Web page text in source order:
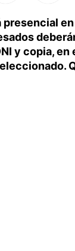
en
y copia, en